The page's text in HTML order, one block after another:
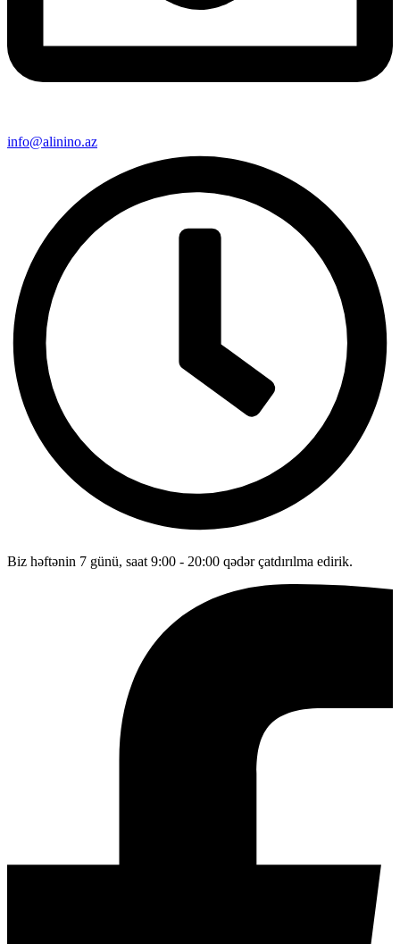
info@alinino.az
Biz həftənin 7 günü, saat 9:00 - 20:00 qədər çatdırılma edirik.